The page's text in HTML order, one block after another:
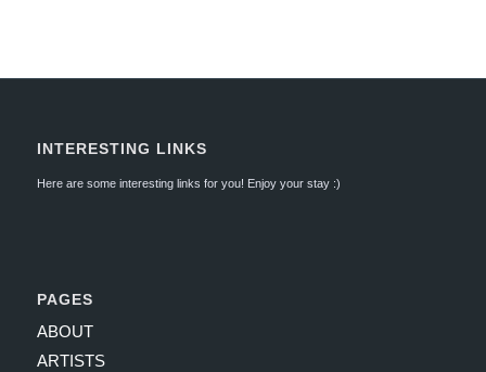
INTERESTING LINKS
Here are some interesting links for you! Enjoy your stay :)
PAGES
ABOUT
ARTISTS